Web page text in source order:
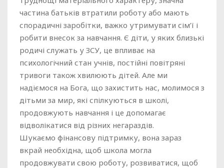
частина батьків втратили роботу або мають
спорадичні заробітки, важко утримувати сім’ї і
робити внесок за навчання. Є діти, у яких близькі
родичі служать у ЗСУ, це впливає на
психологічний стан учнів, постійні повітряні
тривоги також хвилюють дітей. Але ми
надіємося на Бога, що захистить нас, молимося з
дітьми за мир, які спілкуються в школі,
продовжують навчання і це допомагає
відволікатися від різних негараздів.
Шукаємо фінансову підтримку, вона зараз
вкрай необхідна, щоб школа могла
продовжувати свою роботу, розвиватися, щоб